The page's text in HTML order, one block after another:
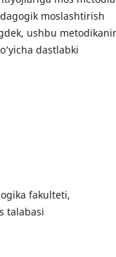
moslashtirish
ushbu
dastlabki
fakulteti,
talabasi